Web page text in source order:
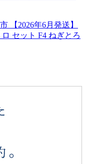
【2026年6月発送】
セット F4 ねぎとろ